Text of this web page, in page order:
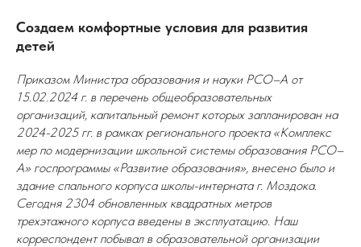
Создаем комфортные условия для развития
детей
Приказом Министра образования и науки РСО–А от
15.02.2024 г. в перечень общеобразовательных
организаций, капитальный ремонт которых запланирован на
2024-2025 гг. в рамках регионального проекта «Комплекс
мер по модернизации школьной системы образования РСО–
А» госпрограммы «Развитие образования», внесено было и
здание спального корпуса школы-интерната г. Моздока.
Сегодня 2304 обновленных квадратных метров
трехэтажного корпуса введены в эксплуатацию. Наш
корреспондент побывал в образовательной организации